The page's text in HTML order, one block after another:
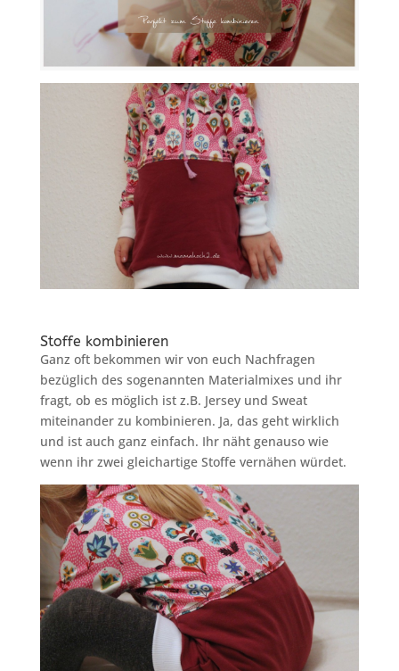
Stoffe kombinieren
Ganz oft bekommen wir von euch Nachfragen
bezüglich des sogenannten Materialmixes und ihr
fragt, ob es möglich ist z.B. Jersey und Sweat
miteinander zu kombinieren. Ja, das geht wirklich
und ist auch ganz einfach. Ihr näht genauso wie
wenn ihr zwei gleichartige Stoffe vernähen würdet.